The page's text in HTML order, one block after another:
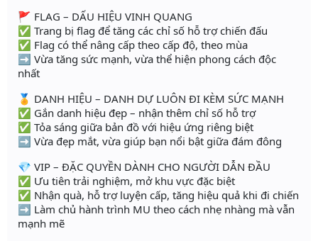
🚩 FLAG – DẤU HIỆU VINH QUANG
✅ Trang bị flag để tăng các chỉ số hỗ trợ chiến đấu
✅ Flag có thể nâng cấp theo cấp độ, theo mùa
➡️ Vừa tăng sức mạnh, vừa thể hiện phong cách độc
nhất
🏅 DANH HIỆU – DANH DỰ LUÔN ĐI KÈM SỨC MẠNH
✅ Gắn danh hiệu đẹp – nhận thêm chỉ số hỗ trợ
✅ Tỏa sáng giữa bản đồ với hiệu ứng riêng biệt
➡️ Vừa đẹp mắt, vừa giúp bạn nổi bật giữa đám đông
💎 VIP – ĐẶC QUYỀN DÀNH CHO NGƯỜI DẪN ĐẦU
✅ Ưu tiên trải nghiệm, mở khu vực đặc biệt
✅ Nhận quà, hỗ trợ luyện cấp, tăng hiệu quả khi đi chiến
➡️ Làm chủ hành trình MU theo cách nhẹ nhàng mà vẫn
mạnh mẽ